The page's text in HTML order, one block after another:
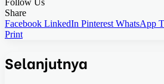
Follow Us
Share
Facebook LinkedIn Pinterest WhatsApp
Print
Selanjutnya